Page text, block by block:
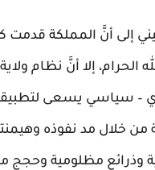
إلى أنَّ المملكة
الحرام، إلا أنَّ نظام
– سياسي يسعى
من خلال مد نفوذه
وذرائع مظلومية وحجج